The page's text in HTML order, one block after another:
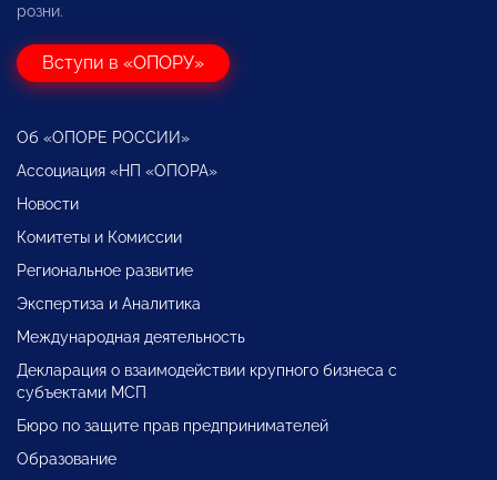
розни.
Вступи в «ОПОРУ»
Об «ОПОРЕ РОССИИ»
Ассоциация «НП «ОПОРА»
Новости
Комитеты и Комиссии
Региональное развитие
Экспертиза и Аналитика
Международная деятельность
Декларация о взаимодействии крупного бизнеса с
субъектами МСП
Бюро по защите прав предпринимателей
Образование